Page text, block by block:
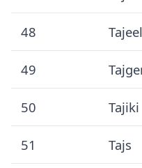
48 Tajeel
49
50 Tajiki
51 Tajs